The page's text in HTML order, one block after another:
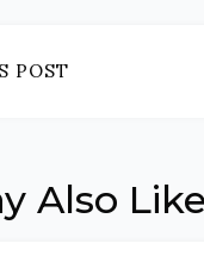
POST
Also Like